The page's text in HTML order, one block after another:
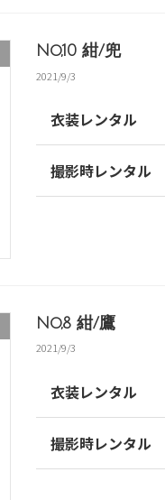
No,10 紺/兜
2021/9/3
衣装レンタル
撮影時レンタル
No,8 紺/鷹
2021/9/3
衣装レンタル
撮影時レンタル